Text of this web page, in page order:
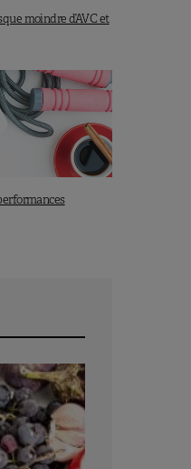
moindre d’AVC et